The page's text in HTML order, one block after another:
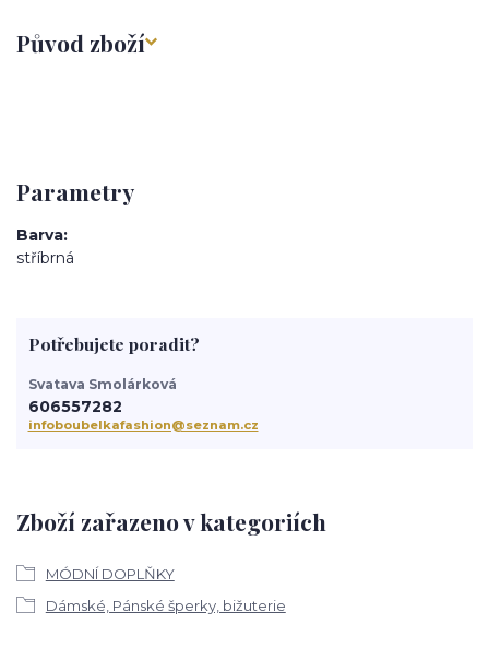
Původ zboží
Parametry
Barva
stříbrná
Zboží zařazeno v kategoriích
MÓDNÍ DOPLŇKY
Dámské, Pánské šperky, bižuterie
Potřebujete poradit?
Svatava Smolárková
606557282
infoboubelkafashion@seznam.cz